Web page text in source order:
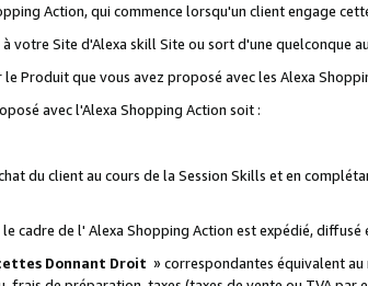
Action, qui commence lorsqu'un client engage
votre Site d'Alexa skill Site ou sort d'une quelconque
Produit que vous avez proposé avec les Alexa
avec l'Alexa Shopping Action soit :
du client au cours de la Session Skills et en
cadre de l' Alexa Shopping Action est expédié, diffusé
Donnant Droit » correspondantes équivalent